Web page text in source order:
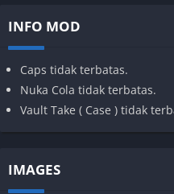
INFO MOD
Caps tidak terbatas.
Nuka Cola tidak terbatas.
Vault Take ( Case ) tidak
IMAGES